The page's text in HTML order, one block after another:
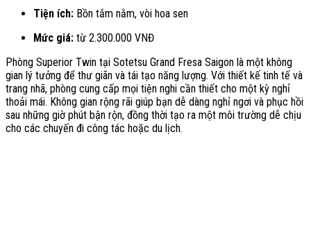
Tiện ích: Bồn tắm nằm, vòi hoa sen
Mức giá: từ 2.300.000 VNĐ
Phòng Superior Twin tại Sotetsu Grand Fresa Saigon là một không
gian lý tưởng để thư giãn và tái tạo năng lượng. Với thiết kế tinh tế và
trang nhã, phòng cung cấp mọi tiện nghi cần thiết cho một kỳ nghỉ
thoải mái. Không gian rộng rãi giúp bạn dễ dàng nghỉ ngơi và phục hồi
sau những giờ phút bận rộn, đồng thời tạo ra một môi trường dễ chịu
cho các chuyến đi công tác hoặc du lịch.